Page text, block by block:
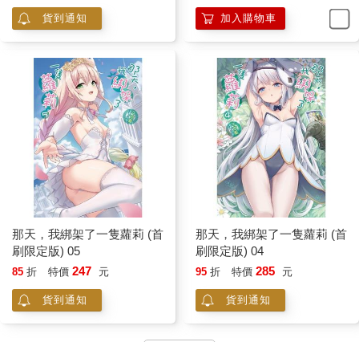
貨到通知 加入購物車
那天，我綁架了一隻蘿莉 (首
刷限定版) 05
85 折 特價 247 元
貨到通知
那天，我綁架了一隻蘿莉 (首
刷限定版) 04
95 折 特價 285 元
貨到通知